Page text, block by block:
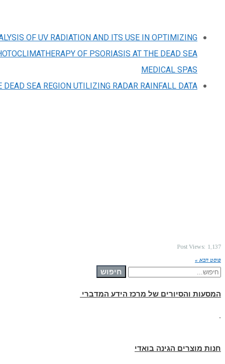
OF UV RADIATION AND ITS USE IN OPTIMIZING
OF PSORIASIS AT THE DEAD SEA
MEDICAL SPAS
SEA REGION UTILIZING RADAR RAINFALL DATA
Post Views: 1,137
פוסט הבא »
חיפוש
עבור:
חיפוש
המסעות והסיורים של מרכז הידע המדברי
.
חנות מוצרים הגינה בואדי